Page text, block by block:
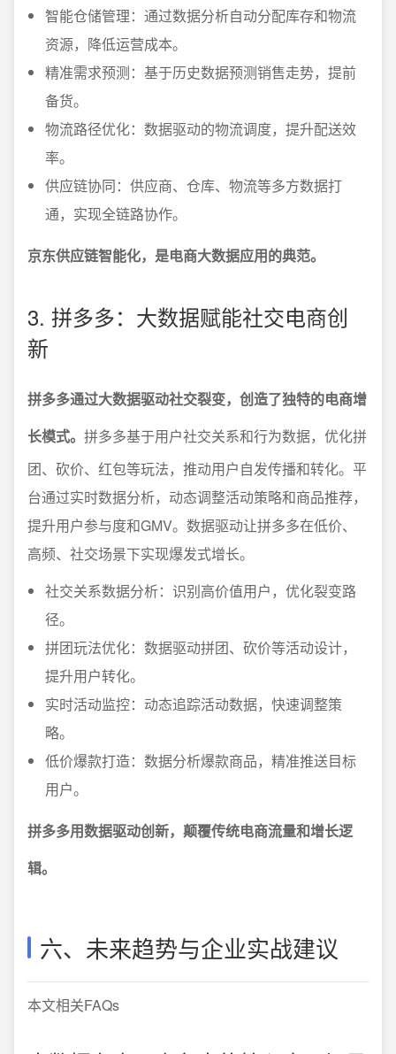
智能仓储管理：通过数据分析自动分配库存和物流
资源，降低运营成本。
精准需求预测：基于历史数据预测销售走势，提前
备货。
物流路径优化：数据驱动的物流调度，提升配送效
率。
供应链协同：供应商、仓库、物流等多方数据打
通，实现全链路协作。
京东供应链智能化，是电商大数据应用的典范。
3. 拼多多：大数据赋能社交电商创
新
拼多多通过大数据驱动社交裂变，创造了独特的电商增
长模式。 拼多多基于用户社交关系和行为数据，优化拼
团、砍价、红包等玩法，推动用户自发传播和转化。平
台通过实时数据分析，动态调整活动策略和商品推荐，
提升用户参与度和GMV。数据驱动让拼多多在低价、
高频、社交场景下实现爆发式增长。
社交关系数据分析：识别高价值用户，优化裂变路
径。
拼团玩法优化：数据驱动拼团、砍价等活动设计，
提升用户转化。
实时活动监控：动态追踪活动数据，快速调整策
略。
低价爆款打造：数据分析爆款商品，精准推送目标
用户。
拼多多用数据驱动创新，颠覆传统电商流量和增长逻
辑。
六、未来趋势与企业实战建议
本文相关FAQs